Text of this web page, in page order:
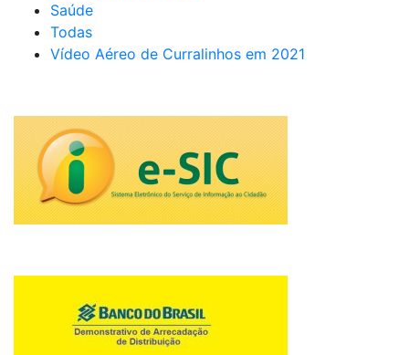
Saúde
Todas
Vídeo Aéreo de Curralinhos em 2021